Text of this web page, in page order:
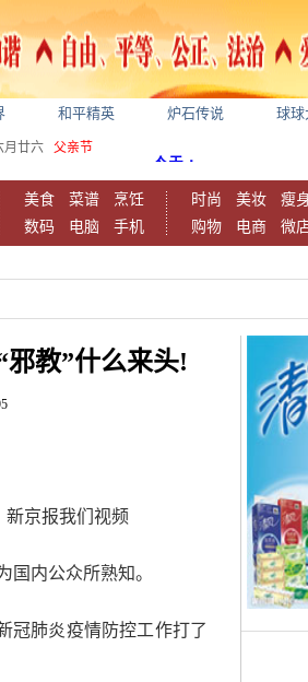
和平精英 炉石传说 球球
月廿六 父亲节
美食 菜谱
烹饪
数码
电脑 手机
时尚 美妆
瘦
购物
电商 微
教”什么来头!
新京报我们视频
国内公众所熟知。
冠肺炎疫情防控工作打了